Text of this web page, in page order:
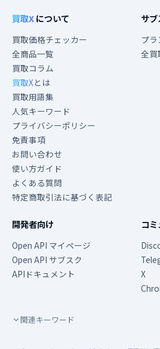
買取Xについて
買取価格チェッカー
全商品一覧
買取コラム
買取Xとは
買取用語集
人気キーワード
プライバシーポリシー
免責事項
お問い合わせ
使い方ガイド
よくある質問
特定商取引法に基づく表記
サ
プ
全買
開発者向け
Open API マイページ
Open API サブスク
APIドキュメント
コミ
X
関連キーワード